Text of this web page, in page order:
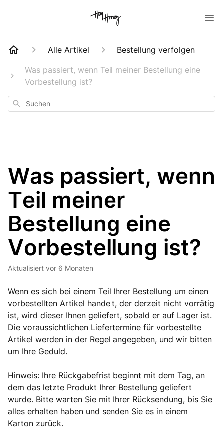
Alle Artikel
Bestellung verfolgen
Was passiert, wenn Teil meiner Bestellung eine
Vorbestellung ist?
Suchen
Was passiert, wenn
Teil meiner
Bestellung eine
Vorbestellung ist?
Aktualisiert vor 6 Monaten
Wenn es sich bei einem Teil Ihrer Bestellung um einen
vorbestellten Artikel handelt, der derzeit nicht vorrätig
ist, wird dieser Ihnen geliefert, sobald er auf Lager ist.
Die voraussichtlichen Liefertermine für vorbestellte
Artikel werden in der Regel angegeben, und wir bitten
um Ihre Geduld.
Hinweis: Ihre Rückgabefrist beginnt mit dem Tag, an
dem das letzte Produkt Ihrer Bestellung geliefert
wurde. Bitte warten Sie mit Ihrer Rücksendung, bis Sie
alles erhalten haben und senden Sie es in einem
Karton zurück.